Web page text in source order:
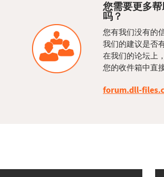
您需要更多帮
吗？
您有我们没有的
我们的建议是否
在我们的论坛上
您的收件箱中直
forum.dll-